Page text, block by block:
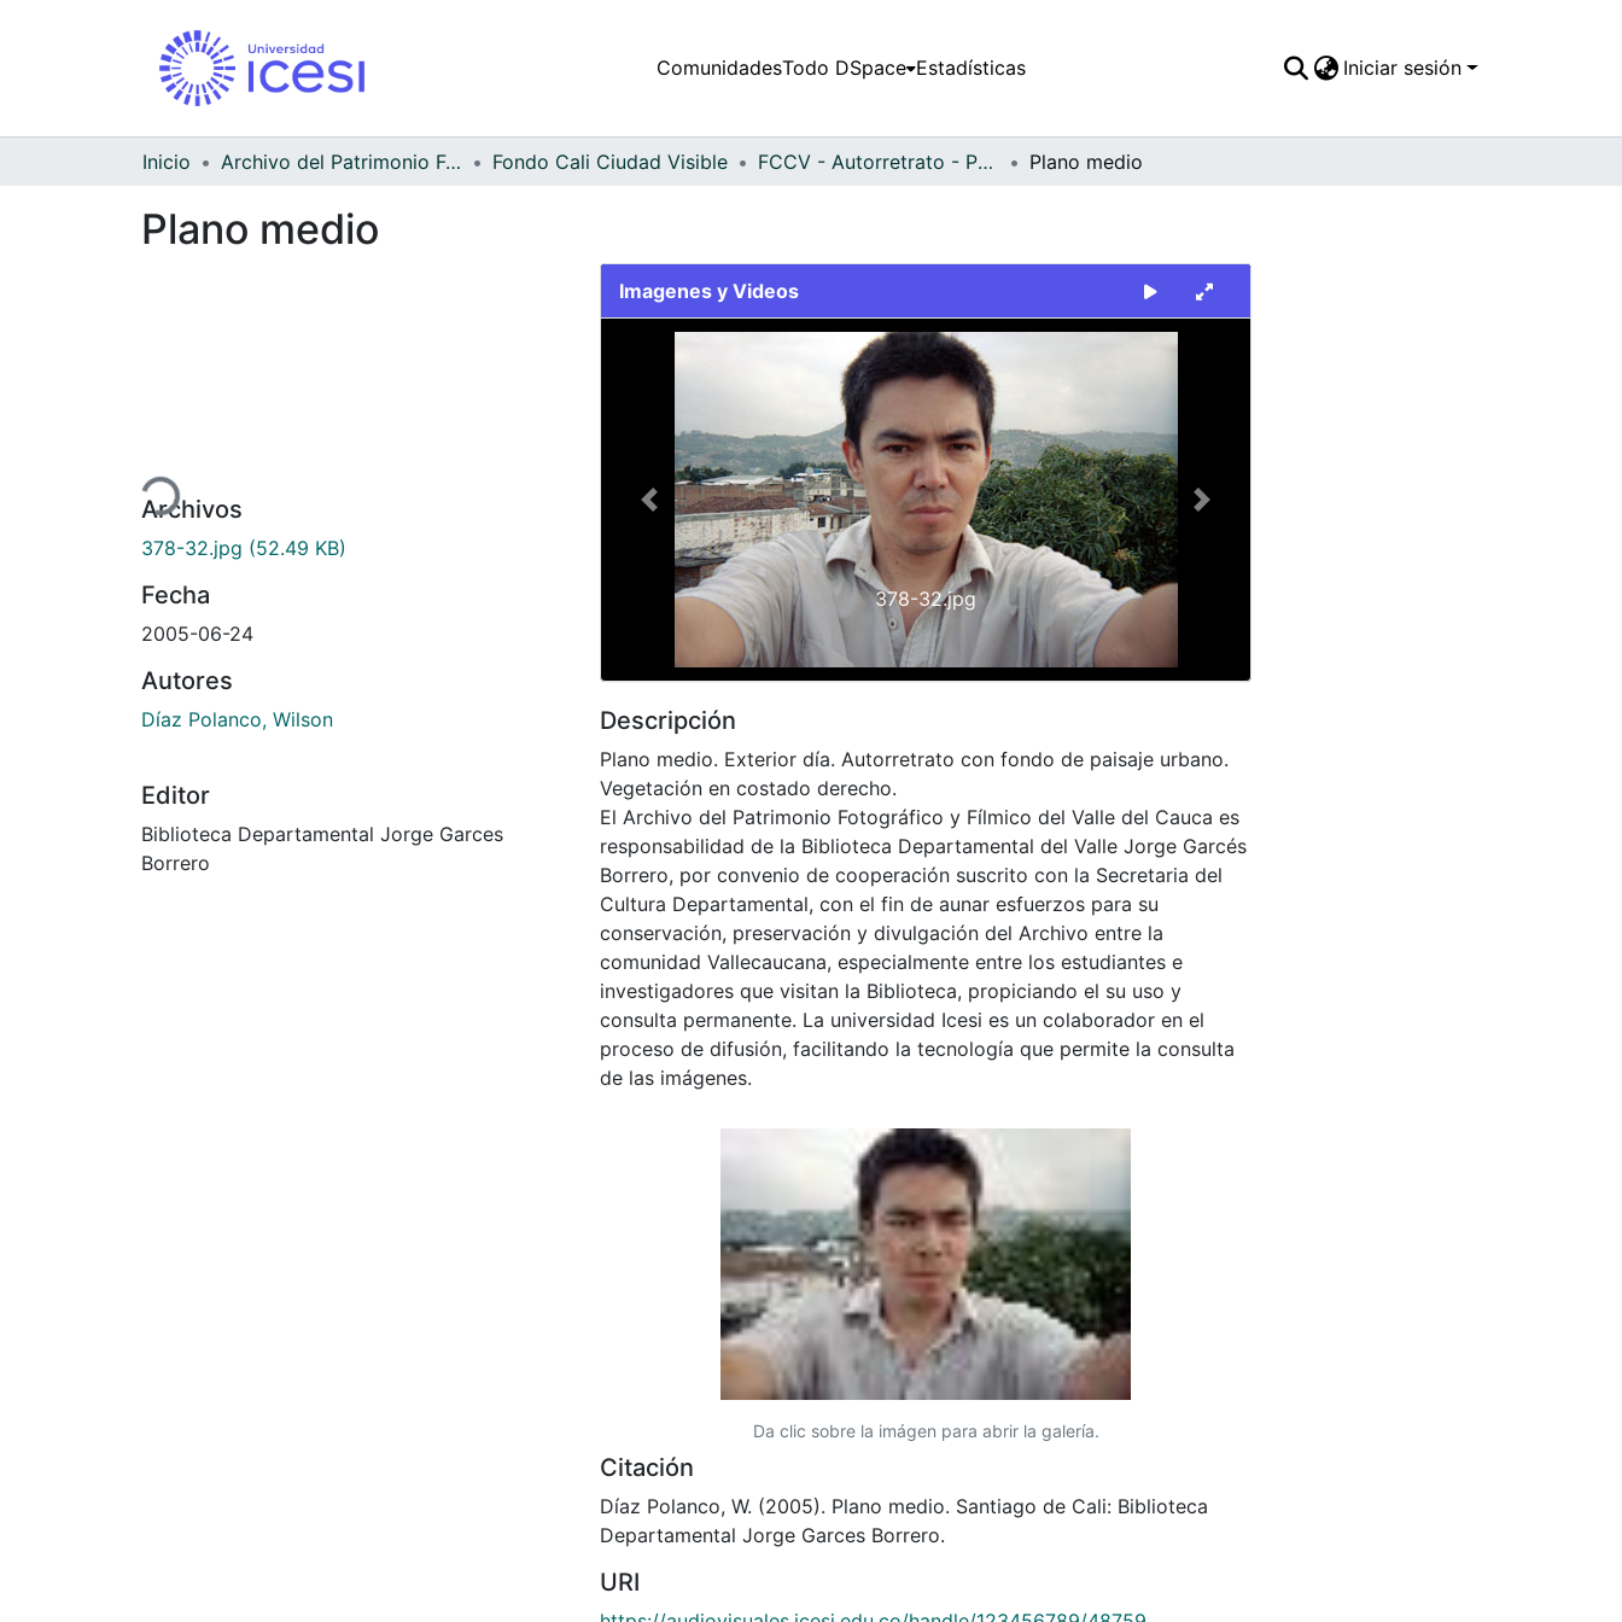
ComunidadesTodo DSpace Estadísticas Iniciar sesión
Inicio Archivo del Patrimonio Fotográfico y Fílmico del Valle del Cauca Fondo Cali Ciudad Visible FCCV - Autorretrato - Patrimonial Plano medio
Plano medio
Cargando...
Archivos
378-32.jpg (52.49 KB)
Fecha
2005-06-24
Autores
Díaz Polanco, Wilson
Editor
Biblioteca Departamental Jorge Garces
Borrero
Imagenes y Videos
Slide 1 of 1
378-32.jpg
Previous Next
Descripción
Plano medio. Exterior día. Autorretrato con fondo de paisaje urbano.
Vegetación en costado derecho.
El Archivo del Patrimonio Fotográfico y Fílmico del Valle del Cauca es
responsabilidad de la Biblioteca Departamental del Valle Jorge Garcés
Borrero, por convenio de cooperación suscrito con la Secretaria del
Cultura Departamental, con el fin de aunar esfuerzos para su
conservación, preservación y divulgación del Archivo entre la
comunidad Vallecaucana, especialmente entre los estudiantes e
investigadores que visitan la Biblioteca, propiciando el su uso y
consulta permanente. La universidad Icesi es un colaborador en el
proceso de difusión, facilitando la tecnología que permite la consulta
de las imágenes.
Da clic sobre la imágen para abrir la galería.
Citación
Díaz Polanco, W. (2005). Plano medio. Santiago de Cali: Biblioteca
Departamental Jorge Garces Borrero.
URI